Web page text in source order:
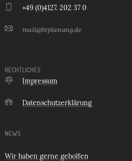
+49 (0)4127. 202 37 0
mail@btplanung.de
RECHTLICHES
Impressum
Datenschutzerklärung
NEWS
Wir haben gerne geholfen